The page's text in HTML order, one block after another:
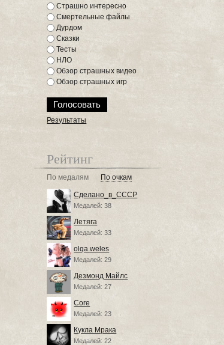
Страшно интересно
Смертельные файлы
Дурдом
Сказки
Тесты
НЛО
Обзор страшных видео
Обзор страшных игр
Результаты
Рейтинг
По медалям По очкам
Сделано_в_СССР
Медалей: 38
Летяга
Медалей: 33
olqa.weles
Медалей: 29
Дезмонд Майлс
Медалей: 27
Core
Медалей: 23
Кукла Мрака
Медалей: 22